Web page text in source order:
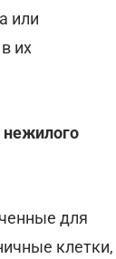
или
их
нежилого
для
клетки,